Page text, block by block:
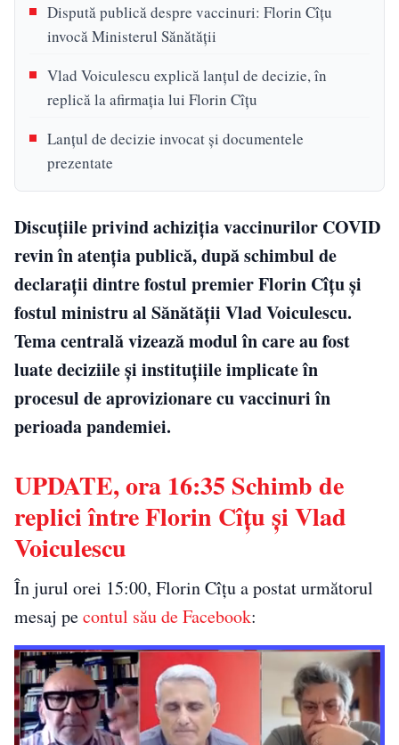
Dispută publică despre vaccinuri: Florin Cîțu
invocă Ministerul Sănătății
Vlad Voiculescu explică lanţul de decizie, în
replică la afirmaţia lui Florin Cîţu
Lanțul de decizie invocat și documentele
prezentate
Discuțiile privind achiziția vaccinurilor COVID
revin în atenția publică, după schimbul de
declarații dintre fostul premier Florin Cîțu și
fostul ministru al Sănătății Vlad Voiculescu.
Tema centrală vizează modul în care au fost
luate deciziile și instituțiile implicate în
procesul de aprovizionare cu vaccinuri în
perioada pandemiei.
UPDATE, ora 16:35 Schimb de
replici între Florin Cîțu și Vlad
Voiculescu
În jurul orei 15:00, Florin Cîțu a postat următorul
mesaj pecontul său de Facebook: